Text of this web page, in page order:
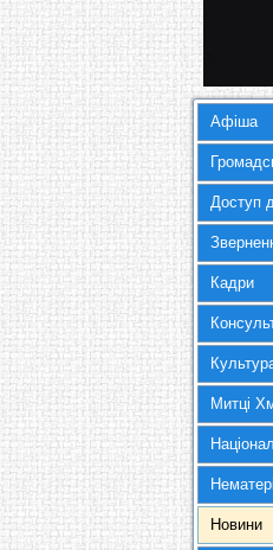
Афіша
Доступ
Кадри
Митці
Новини